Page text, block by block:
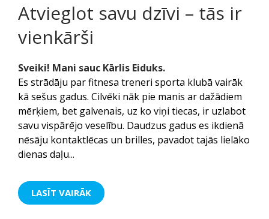
Atvieglot savu dzīvi – tās ir
vienkārši
Sveiki! Mani sauc Kārlis Eiduks.
Es strādāju par fitnesa treneri sporta klubā vairāk
kā sešus gadus. Cilvēki nāk pie manis ar dažādiem
mērķiem, bet galvenais, uz ko viņi tiecas, ir uzlabot
savu vispārējo veselību. Daudzus gadus es ikdienā
nēsāju kontaktlēcas un brilles, pavadot tajās lielāko
dienas daļu...
LASĪT VAIRĀK